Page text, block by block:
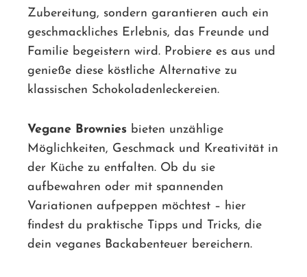
Zubereitung, sondern garantieren auch ein
geschmackliches Erlebnis, das Freunde und
Familie begeistern wird. Probiere es aus und
genieße diese köstliche Alternative zu
klassischen Schokoladenleckereien.
Vegane Brownies bieten unzählige
Möglichkeiten, Geschmack und Kreativität in
der Küche zu entfalten. Ob du sie
aufbewahren oder mit spannenden
Variationen aufpeppen möchtest – hier
findest du praktische Tipps und Tricks, die
dein veganes Backabenteuer bereichern.